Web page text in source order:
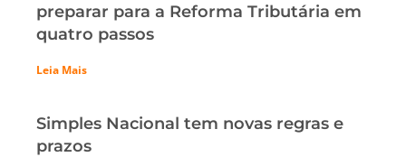
preparar para a Reforma Tributária em
quatro passos
Leia Mais
Simples Nacional tem novas regras e
prazos